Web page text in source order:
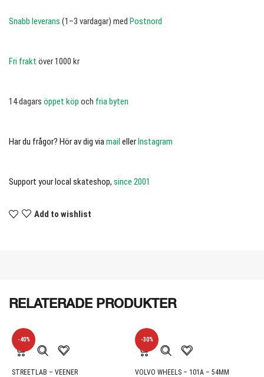
Snabb leverans (1–3 vardagar) med Postnord
Fri frakt över 1000 kr
14 dagars öppet köp och fria byten
Har du frågor? Hör av dig viamail ellerInstagram
Support your local skateshop, since 2001
Add to wishlist
RELATERADE PRODUKTER
-40%
STREETLAB – VEENER
-30%
VOLVO WHEELS – 101A – 54MM